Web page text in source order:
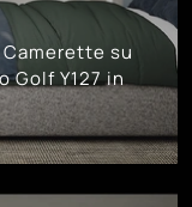
su
Golf Y127 in